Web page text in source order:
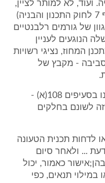
ועוד, לא למותר לציין,
כי מבנה הועדה המחוזית (סעיף 7 לחוק התכנון והבניה)
של גורמים רלבנטיים
הנוגעים לעניין
המחוז, נציגי רשויות
- מקבץ של
(3) במישור הנורמטיבי, עניין לנו בסעיפים 108(א) -
שזה לשונם בחלקים
לדחות תכנית הטעונה
... ולאחר סיום
כאמור, יכול
במילוי תנאים, כפי